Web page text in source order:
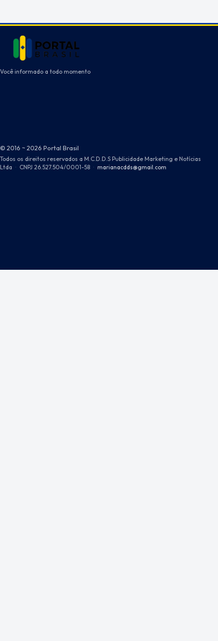
Você informado a todo momento
© 2016 ~ 2026 Portal Brasil
Todos os direitos reservados a M.C.D.D.S Publicidade Marketing e Notícias
Ltda · CNPJ 26.527.504/0001-58 · marianacdds@gmail.com